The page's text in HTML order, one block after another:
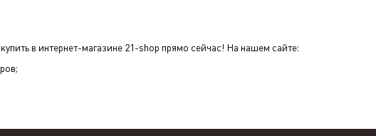
в интернет-магазине 21-shop прямо сейчас! На нашем сайте: